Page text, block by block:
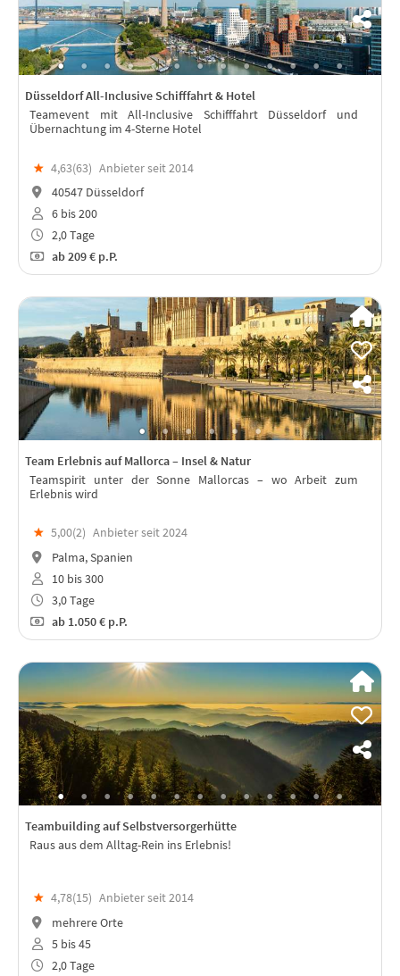
Düsseldorf All-Inclusive Schifffahrt & Hotel
Teamevent mit All-Inclusive Schifffahrt Düsseldorf und
Übernachtung im 4-Sterne Hotel
★ 4,63(63) Anbieter seit 2014
40547 Düsseldorf
6 bis 200
2,0 Tage
ab209 € p.P.
Team Erlebnis auf Mallorca – Insel & Natur
Teamspirit unter der Sonne Mallorcas – wo Arbeit zum
Erlebnis wird
★ 5,00(2) Anbieter seit 2024
Palma, Spanien
10 bis 300
3,0 Tage
ab1.050 € p.P.
Teambuilding auf Selbstversorgerhütte
Raus aus dem Alltag-Rein ins Erlebnis!
★ 4,78(15) Anbieter seit 2014
mehrere Orte
5 bis 45
2,0 Tage